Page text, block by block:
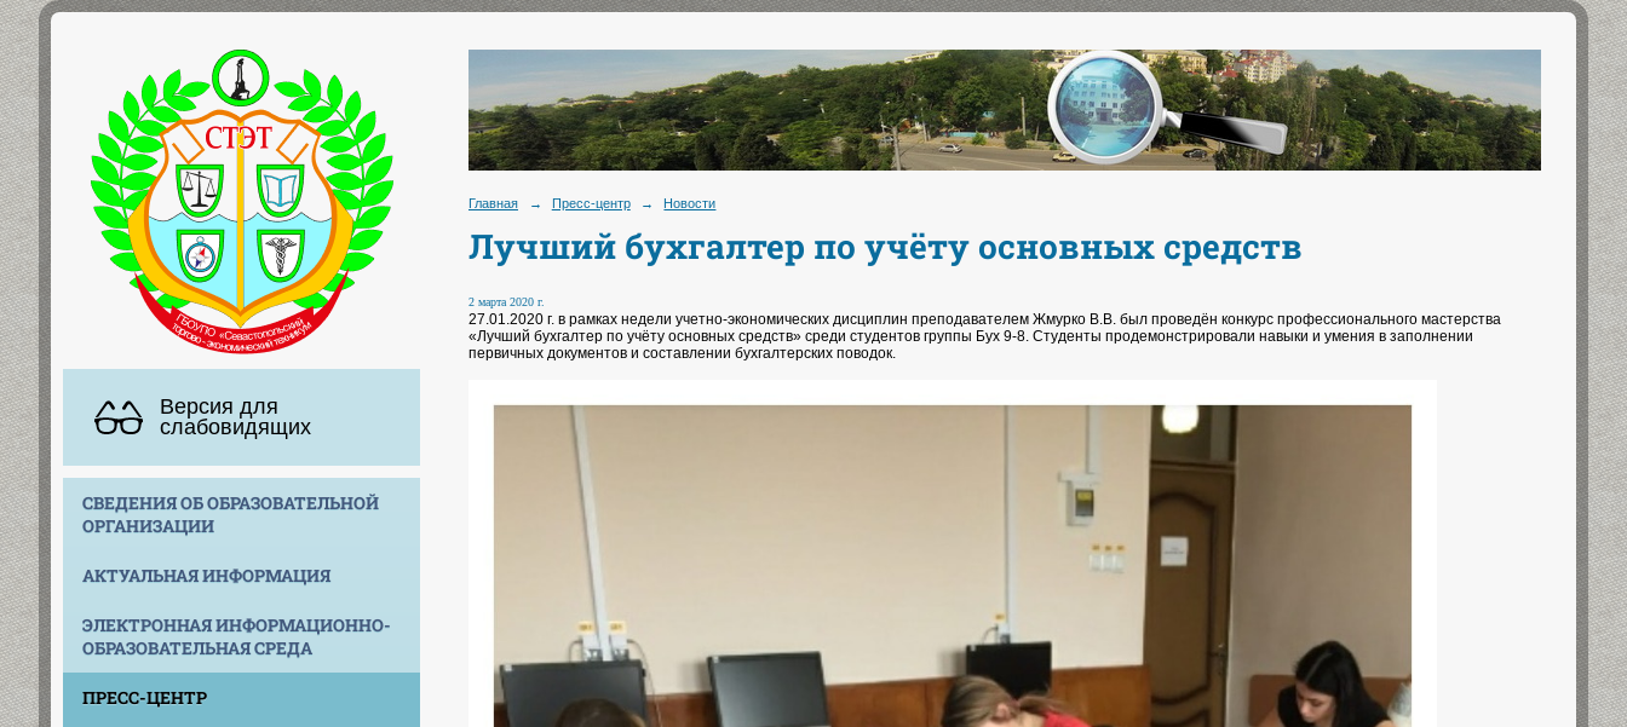
Версия для
слабовидящих
СВЕДЕНИЯ ОБ ОБРАЗОВАТЕЛЬНОЙ
ОРГАНИЗАЦИИ
АКТУАЛЬНАЯ ИНФОРМАЦИЯ
ЭЛЕКТРОННАЯ ИНФОРМАЦИОННО-
ОБРАЗОВАТЕЛЬНАЯ СРЕДА
ПРЕСС-ЦЕНТР
Главная → Пресс-центр → Новости
Лучший бухгалтер по учёту основных средств
2 марта 2020 г.
27.01.2020 г. в рамках недели учетно-экономических дисциплин преподавателем Жмурко В.В. был проведён конкурс профессионального мастерства
«Лучший бухгалтер по учёту основных средств» среди студентов группы Бух 9-8. Студенты продемонстрировали навыки и умения в заполнении
первичных документов и составлении бухгалтерских поводок.